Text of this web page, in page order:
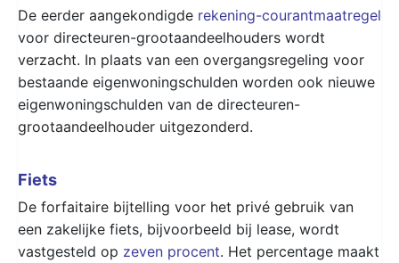
De eerder aangekondigde rekening-courantmaatregel
voor directeuren-grootaandeelhouders wordt
verzacht. In plaats van een overgangsregeling voor
bestaande eigenwoningschulden worden ook nieuwe
eigenwoningschulden van de directeuren-
grootaandeelhouder uitgezonderd.
Fiets
De forfaitaire bijtelling voor het privé gebruik van
een zakelijke fiets, bijvoorbeeld bij lease, wordt
vastgesteld op zeven procent. Het percentage maakt